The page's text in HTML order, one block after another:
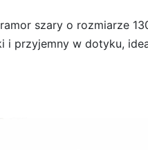
szary o rozmiarze
przyjemny w dotyku,